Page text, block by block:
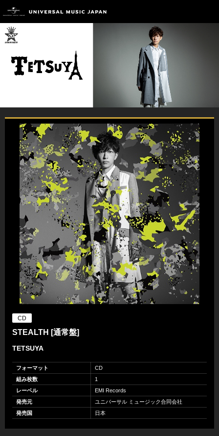
CD
STEALTH [通常盤]
TETSUYA
フォーマット
CD
組み枚数
1
レーベル
EMI Records
発売元
ユニバーサル ミュージック合同会社
発売国
日本